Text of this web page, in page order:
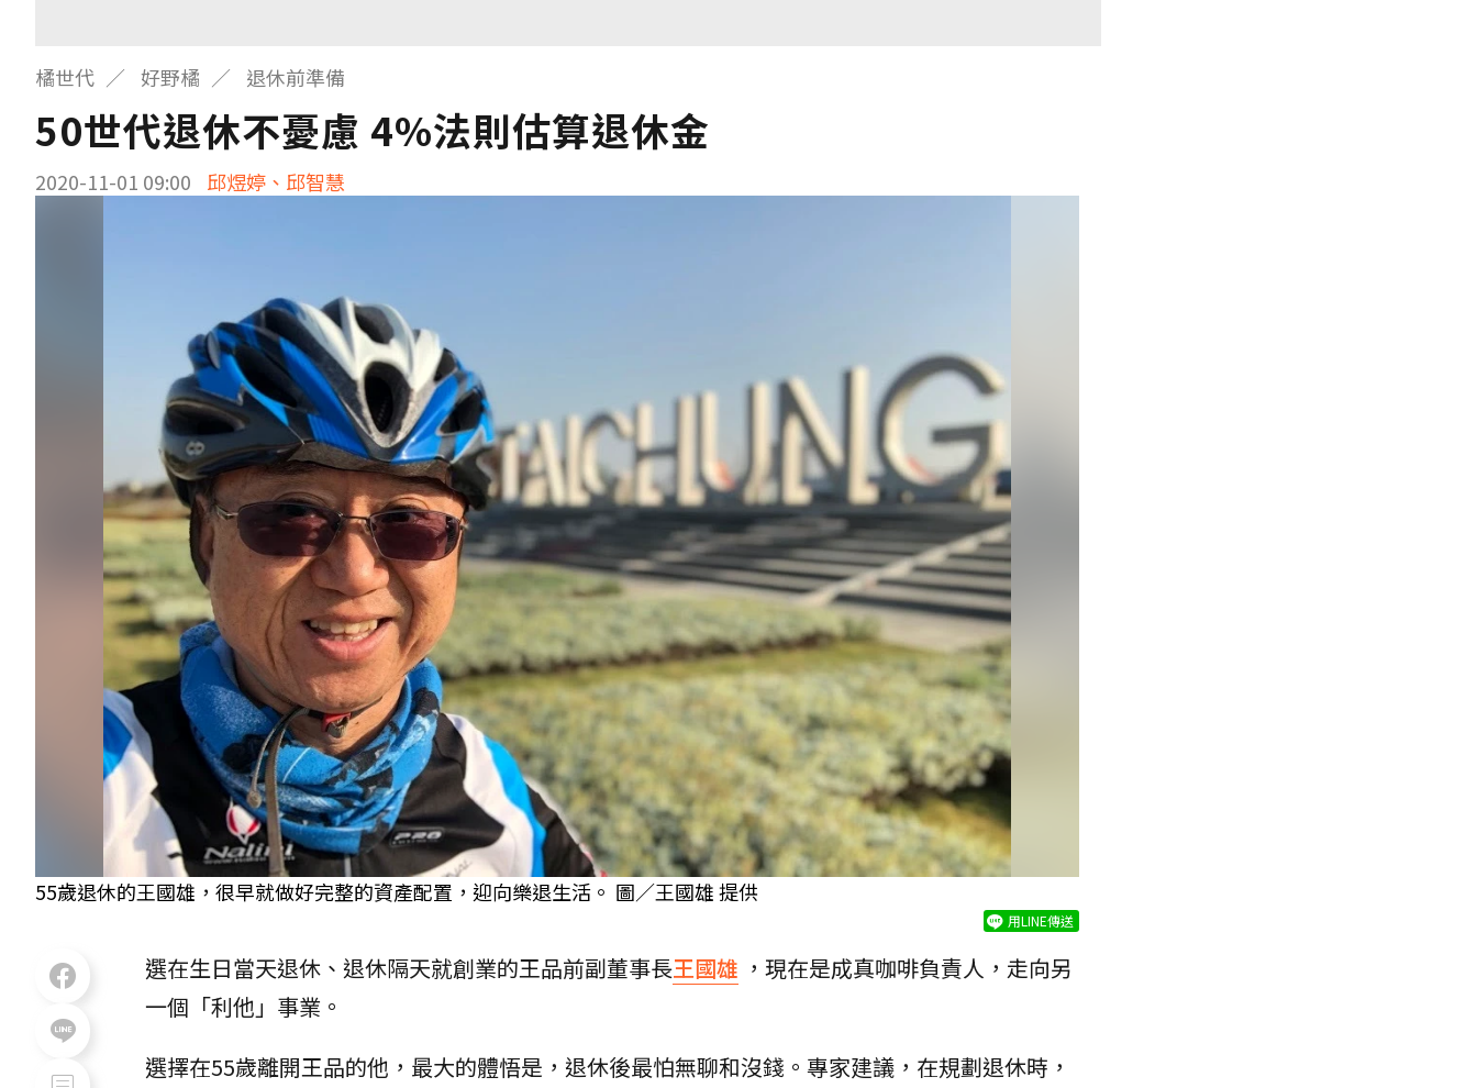
橘世代 好野橘 退休前準備
50世代退休不憂慮 4%法則估算退休金
2020-11-01 09:00 邱煜婷、邱智慧
55歲退休的王國雄，很早就做好完整的資產配置，迎向樂退生活。 圖／王國雄 提供
用LINE傳送
選在生日當天退休、退休隔天就創業的王品前副董事長王國雄 ，現在是成真咖啡負責人，走向另
一個「利他」事業。
選擇在55歲離開王品的他，最大的體悟是，退休後最怕無聊和沒錢。專家建議，在規劃退休時，